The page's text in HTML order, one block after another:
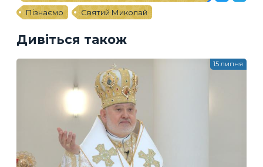
Пізнаємо
Святий Миколай
Дивіться також
15 липня